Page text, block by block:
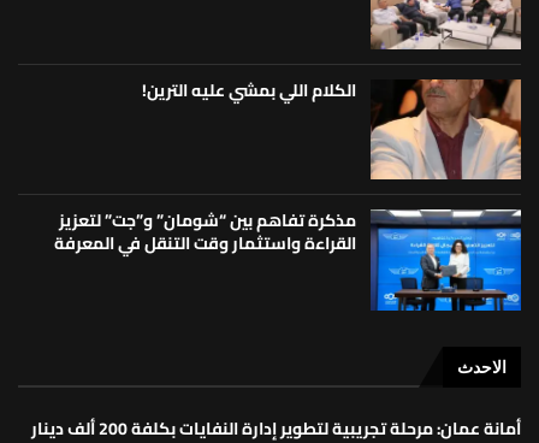
الكلام اللي بمشي عليه الترين!
مذكرة تفاهم بين “شومان” و”جت” لتعزيز
القراءة واستثمار وقت التنقل في المعرفة
الاحدث
أمانة عمان: مرحلة تجريبية لتطوير إدارة النفايات بكلفة 200 ألف دينار